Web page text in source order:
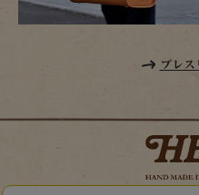
プレス